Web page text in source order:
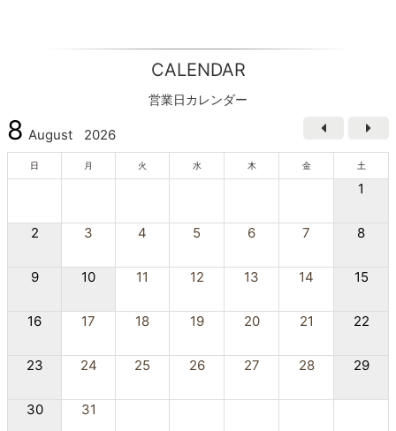
CALENDAR
営業日カレンダー
8 August 2026
日 月 火 水 木 金 土
1
2 3 4 5 6 7 8
9 10 11 12 13 14 15
16 17 18 19 20 21 22
23 24 25 26 27 28 29
30 31